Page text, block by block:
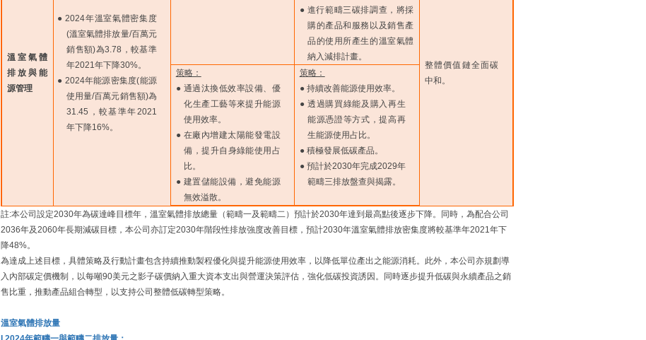
溫室氣體
排放與能
源管理
● 2024年溫室氣體密集度
(溫室氣體排放量/百萬元
銷售額)為3.78，較基準
年2021年下降30%。
● 2024年能源密集度(能源
使用量/百萬元銷售額)為
31.45，較基準年2021
年下降16%。
● 進行範疇三碳排調查，將採
購的產品和服務以及銷售產
品的使用所產生的溫室氣體
納入減排計畫。
整體價值鏈全面碳
中和。
策略：
● 通過汰換低效率設備、優
化生產工藝等來提升能源
使用效率。
● 在廠內增建太陽能發電設
備，提升自身綠能使用占
比。
● 建置儲能設備，避免能源
無效溢散。
策略：
● 持續改善能源使用效率。
● 透過購買綠能及購入再生
能源憑證等方式，提高再
生能源使用占比。
● 積極發展低碳產品。
● 預計於2030年完成2029年
範疇三排放盤查與揭露。
註:本公司設定2030年為碳達峰目標年，溫室氣體排放總量（範疇一及範疇二）預計於2030年達到最高點後逐步下降。同時，為配合公司
2036年及2060年長期減碳目標，本公司亦訂定2030年階段性排放強度改善目標，預計2030年溫室氣體排放密集度將較基準年2021年下
降48%。
為達成上述目標，具體策略及行動計畫包含持續推動製程優化與提升能源使用效率，以降低單位產出之能源消耗。此外，本公司亦規劃導
入內部碳定價機制，以每噸90美元之影子碳價納入重大資本支出與營運決策評估，強化低碳投資誘因。同時逐步提升低碳與永續產品之銷
售比重，推動產品組合轉型，以支持公司整體低碳轉型策略。
溫室氣體排放量